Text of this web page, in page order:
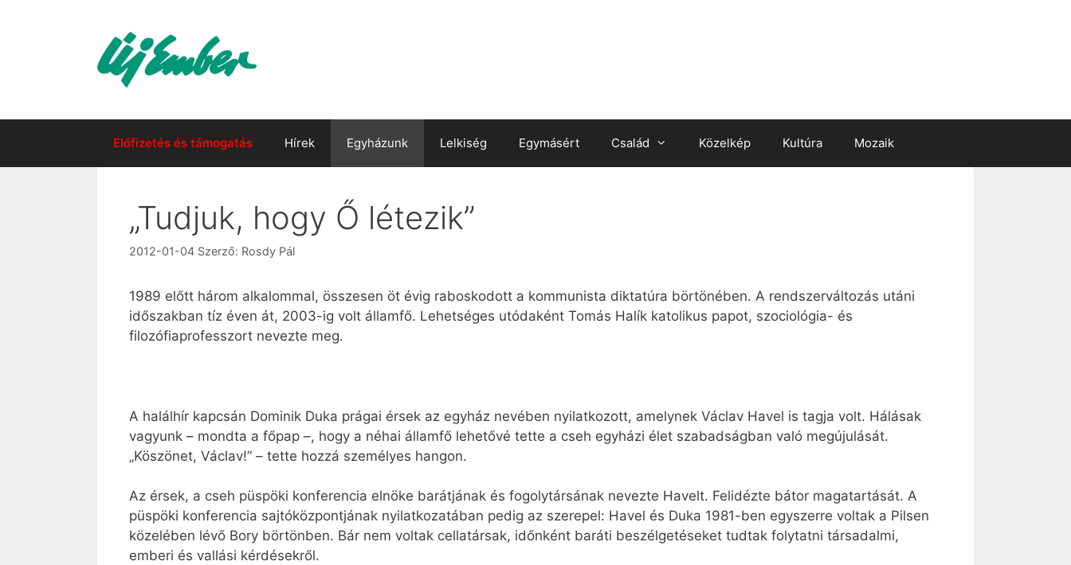
Előfizetés és támogatás Hírek Egyházunk Lelkiség Egymásért Család Közelkép Kultúra Mozaik
„Tudjuk, hogy Ő létezik”
2012-01-04 Szerző: Rosdy Pál
1989 előtt három alkalommal, összesen öt évig raboskodott a kommunista diktatúra börtönében. A rendszerváltozás utáni
időszakban tíz éven át, 2003-ig volt államfő. Lehetséges utódaként Tomás Halík katolikus papot, szociológia- és
filozófiaprofesszort nevezte meg.
A halálhír kapcsán Dominik Duka prágai érsek az egyház nevében nyilatkozott, amelynek Václav Havel is tagja volt. Hálásak
vagyunk – mondta a főpap –, hogy a néhai államfő lehetővé tette a cseh egyházi élet szabadságban való megújulását.
„Köszönet, Václav!” – tette hozzá személyes hangon.
Az érsek, a cseh püspöki konferencia elnöke barátjának és fogolytársának nevezte Havelt. Felidézte bátor magatartását. A
püspöki konferencia sajtóközpontjának nyilatkozatában pedig az szerepel: Havel és Duka 1981-ben egyszerre voltak a Pilsen
közelében lévő Bory börtönben. Bár nem voltak cellatársak, időnként baráti beszélgetéseket tudtak folytatni társadalmi,
emberi és vallási kérdésekről.